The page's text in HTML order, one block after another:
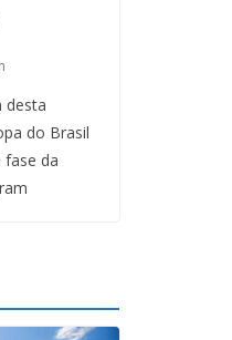
desta
do Brasil
fase da